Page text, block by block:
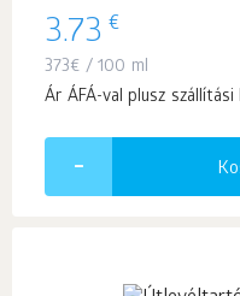
3.73 €
373€ / 100 ml
Ár ÁFÁ-val plusz